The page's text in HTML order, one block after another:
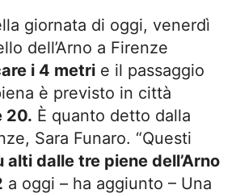
giornata di oggi, venerdì
dell’Arno a Firenze
i 4 metri e il passaggio
è previsto in città
20. È quanto detto dalla
Sara Funaro. “Questi
alti dalle tre piene dell’Arno
a oggi – ha aggiunto – Una